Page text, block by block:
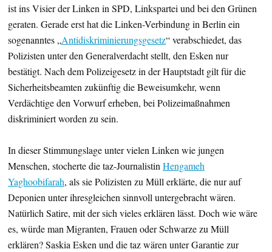
ist ins Visier der Linken in SPD, Linkspartei und bei den Grünen
geraten. Gerade erst hat die Linken-Verbindung in Berlin ein
sogenanntes „Antidiskriminierungsgesetz“ verabschiedet, das
Polizisten unter den Generalverdacht stellt, den Esken nur
bestätigt. Nach dem Polizeigesetz in der Hauptstadt gilt für die
Sicherheitsbeamten zukünftig die Beweisumkehr, wenn
Verdächtige den Vorwurf erheben, bei Polizeimaßnahmen
diskriminiert worden zu sein.
In dieser Stimmungslage unter vielen Linken wie jungen
Menschen, stocherte die taz-Journalistin Hengameh
Yaghoobifarah, als sie Polizisten zu Müll erklärte, die nur auf
Deponien unter ihresgleichen sinnvoll untergebracht wären.
Natürlich Satire, mit der sich vieles erklären lässt. Doch wie wäre
es, würde man Migranten, Frauen oder Schwarze zu Müll
erklären? Saskia Esken und die taz wären unter Garantie zur